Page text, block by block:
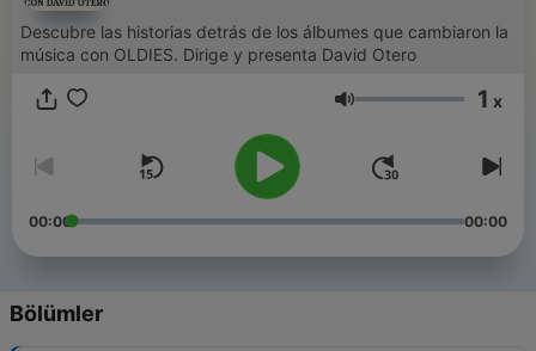
Descubre las historias detrás de los álbumes que cambiaron la
música con OLDIES. Dirige y presenta David Otero
Ses 1 x
00:00 00:00
Bölümler